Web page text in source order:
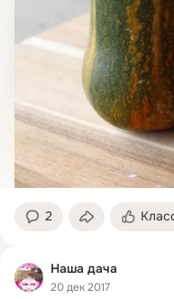
2
Наша дача
20 дек 2017